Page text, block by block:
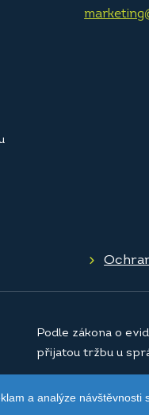
Podle zákona o
přijatou tržbu u
a analýze návštěvnosti